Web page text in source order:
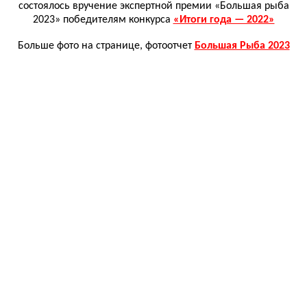
состоялось вручение экспертной премии «Большая рыба
2023» победителям конкурса «Итоги года — 2022»
Больше фото на странице, фотоотчет Большая Рыба 2023